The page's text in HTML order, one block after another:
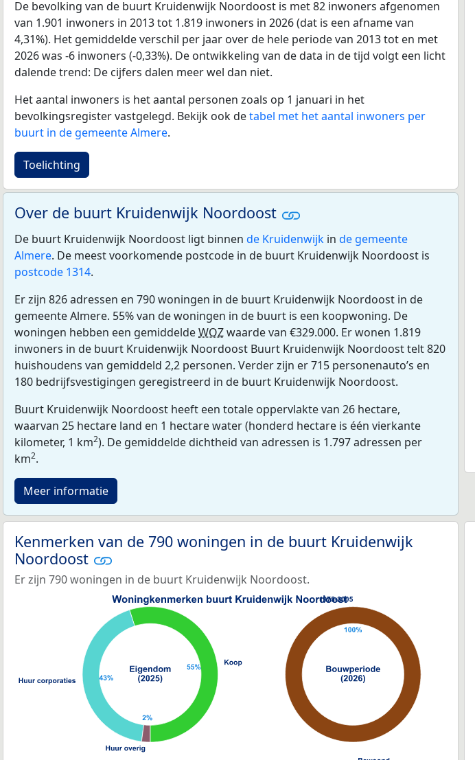
De bevolking van de buurt Kruidenwijk Noordoost is met 82 inwoners afgenomen
van 1.901 inwoners in 2013 tot 1.819 inwoners in 2026 (dat is een afname van
4,31%). Het gemiddelde verschil per jaar over de hele periode van 2013 tot en met
2026 was -6 inwoners (-0,33%). De ontwikkeling van de data in de tijd volgt een licht
dalende trend: De cijfers dalen meer wel dan niet.
Het aantal inwoners is het aantal personen zoals op 1 januari in het
bevolkingsregister vastgelegd. Bekijk ook detabel met het aantal inwoners per
buurt in de gemeente Almere.
Toelichting
Over de buurt Kruidenwijk Noordoost
De buurt Kruidenwijk Noordoost ligt binnen de Kruidenwijk in de gemeente
Almere. De meest voorkomende postcode in de buurt Kruidenwijk Noordoost is
postcode 1314.
Er zijn 826 adressen en 790 woningen in de buurt Kruidenwijk Noordoost in de
gemeente Almere. 55% van de woningen in de buurt is een koopwoning. De
woningen hebben een gemiddeldeWOZwaarde van €329.000. Er wonen 1.819
inwoners in de buurt Kruidenwijk Noordoost Buurt Kruidenwijk Noordoost telt 820
huishoudens van gemiddeld 2,2 personen. Verder zijn er 715 personenauto’s en
180 bedrijfsvestigingen geregistreerd in de buurt Kruidenwijk Noordoost.
Buurt Kruidenwijk Noordoost heeft een totale oppervlakte van 26 hectare,
waarvan 25 hectare land en 1 hectare water (honderd hectare is één vierkante
kilometer, 1 km2). De gemiddelde dichtheid van adressen is 1.797 adressen per
km2.
Meer informatie
Kenmerken van de 790 woningen in de buurt Kruidenwijk
Noordoost
Er zijn 790 woningen in de buurt Kruidenwijk Noordoost.